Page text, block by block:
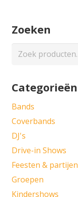
Zoeken
Zoeken
Categorieën
Bands
Coverbands
DJ's
Drive-in Shows
Feesten & partijen
Groepen
Kindershows